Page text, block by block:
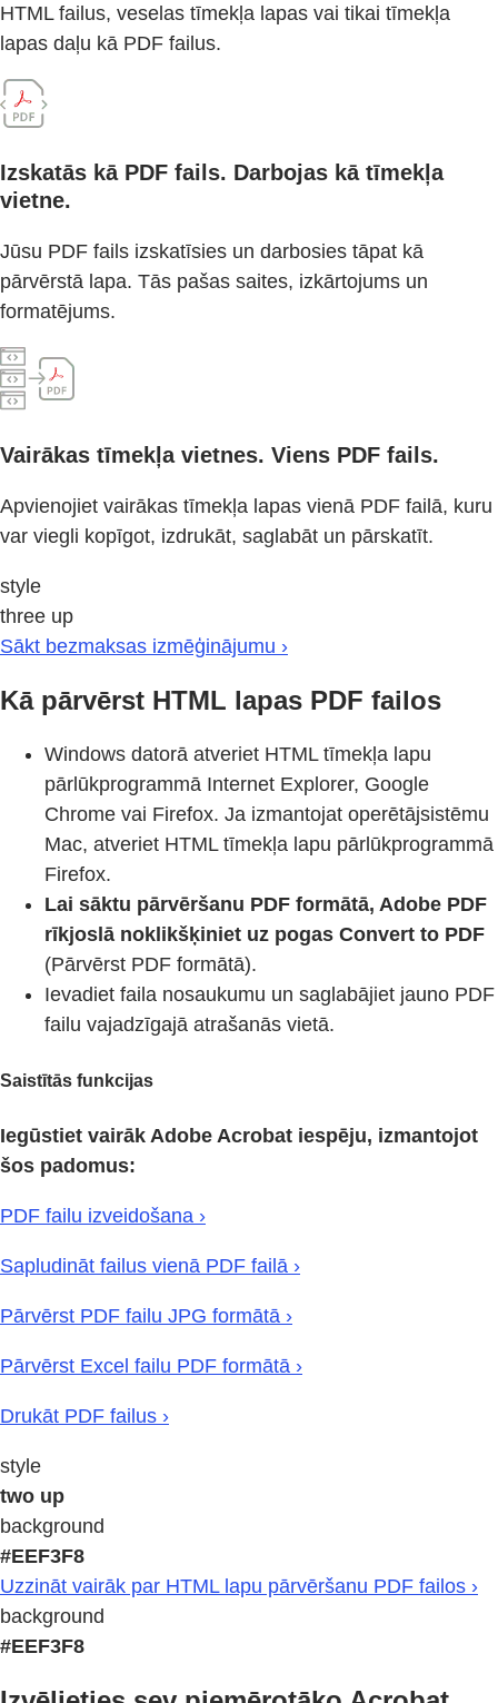
HTML failus, veselas tīmekļa lapas vai tikai tīmekļa
lapas daļu kā PDF failus.
Izskatās kā PDF fails. Darbojas kā tīmekļa
vietne.
Jūsu PDF fails izskatīsies un darbosies tāpat kā
pārvērstā lapa. Tās pašas saites, izkārtojums un
formatējums.
Vairākas tīmekļa vietnes. Viens PDF fails.
Apvienojiet vairākas tīmekļa lapas vienā PDF failā, kuru
var viegli kopīgot, izdrukāt, saglabāt un pārskatīt.
style
three up
Sākt bezmaksas izmēģinājumu ›
Kā pārvērst HTML lapas PDF failos
Windows datorā atveriet HTML tīmekļa lapu
pārlūkprogrammā Internet Explorer, Google
Chrome vai Firefox. Ja izmantojat operētājsistēmu
Mac, atveriet HTML tīmekļa lapu pārlūkprogrammā
Firefox.
Lai sāktu pārvēršanu PDF formātā, Adobe PDF
rīkjoslā noklikšķiniet uz pogas Convert to PDF
(Pārvērst PDF formātā).
Ievadiet faila nosaukumu un saglabājiet jauno PDF
failu vajadzīgajā atrašanās vietā.
Saistītās funkcijas
Iegūstiet vairāk Adobe Acrobat iespēju, izmantojot
šos padomus:
PDF failu izveidošana ›
Sapludināt failus vienā PDF failā ›
Pārvērst PDF failu JPG formātā ›
Pārvērst Excel failu PDF formātā ›
Drukāt PDF failus ›
style
two up
background
#EEF3F8
Uzzināt vairāk par HTML lapu pārvēršanu PDF failos ›
background
#EEF3F8